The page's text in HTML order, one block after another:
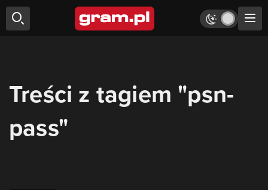
Treści z tagiem "psn-
pass"